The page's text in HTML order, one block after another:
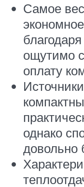
Самое
ощутимо
оплату
однако